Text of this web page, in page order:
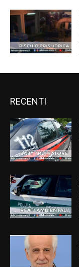
RECENTI